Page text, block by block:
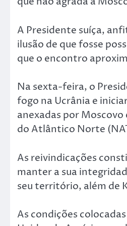
A Presidente suíça,
ilusão de que fosse
que o encontro
Na sexta-feira, o
fogo na Ucrânia e
anexadas por Moscovo
do Atlântico Norte
As reivindicações
manter a sua
seu território, além de
As condições